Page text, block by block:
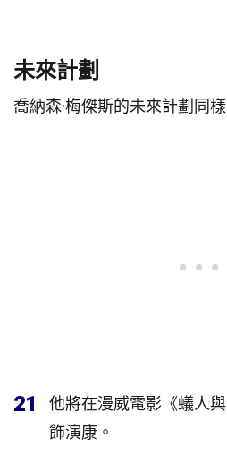
未來計劃
喬納森·梅傑斯的未來計劃同
21
他將在漫威電影《蟻人
飾演康。